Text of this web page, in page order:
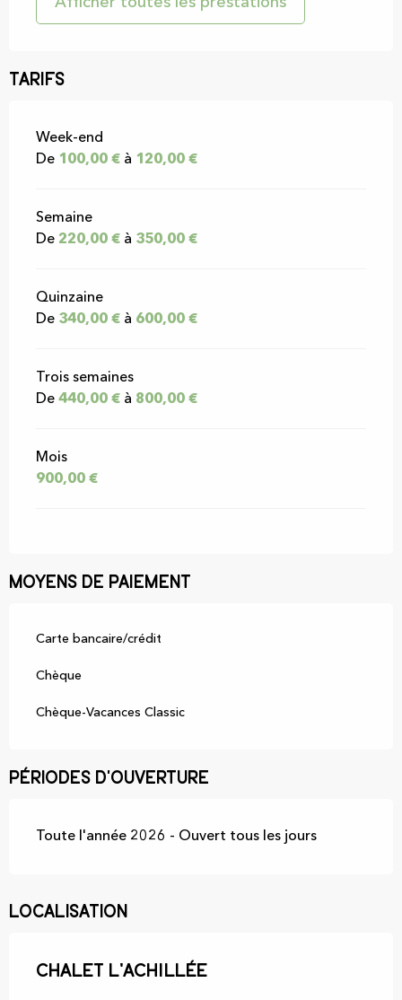
Tarifs
Tarifs 2026
Week-end
De 100,00 € à 120,00 €
Semaine
De 220,00 € à 350,00 €
Quinzaine
De 340,00 € à 600,00 €
Trois semaines
De 440,00 € à 800,00 €
Mois
900,00 €
Moyens de paiement
Carte bancaire/crédit
Chèque
Chèque-Vacances Classic
Périodes d'ouverture
Toute l'année 2026 - Ouvert tous les jours
Localisation
Chalet L'Achillée